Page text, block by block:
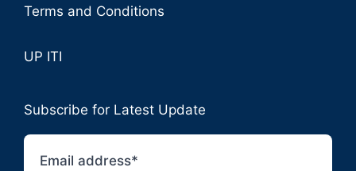
Terms and Conditions
UP ITI
Subscribe for Latest Update
Email address*